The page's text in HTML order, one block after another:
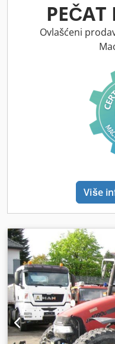
PEČAT
Ovlašćeni
Više